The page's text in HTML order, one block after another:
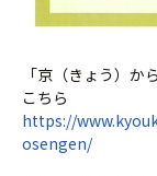
「京（きょう）
こちら
https://
osengen/